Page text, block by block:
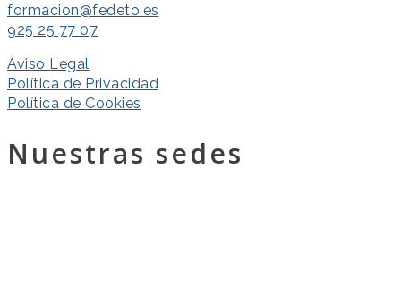
formacion@fedeto.es
925 25 77 07
Aviso Legal
Política de Privacidad
Política de Cookies
Nuestras sedes